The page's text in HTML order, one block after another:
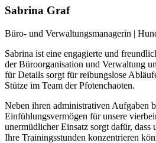
Sabrina Graf
Büro- und Verwaltungsmanagerin |
Sabrina ist eine engagierte und
der Büroorganisation und Verwaltung
für Details sorgt für reibungslose
Stütze im Team der Pfotenchaoten.
Neben ihren administrativen Aufgaben
Einfühlungsvermögen für unsere
unermüdlicher Einsatz sorgt dafür, dass
Ihre Trainingsstunden konzentrieren